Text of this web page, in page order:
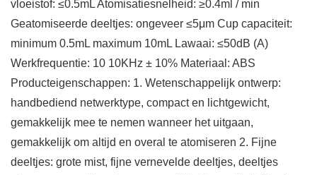
vloeistof: ≤0.5mL Atomisatiesnelheid: ≥0.4ml / min
Geatomiseerde deeltjes: ongeveer ≤5μm Cup capaciteit:
minimum 0.5mL maximum 10mL Lawaai: ≤50dB (A)
Werkfrequentie: 10 10KHz ± 10% Materiaal: ABS
Producteigenschappen: 1. Wetenschappelijk ontwerp:
handbediend netwerktype, compact en lichtgewicht,
gemakkelijk mee te nemen wanneer het uitgaan,
gemakkelijk om altijd en overal te atomiseren 2. Fijne
deeltjes: grote mist, fijne vernevelde deeltjes, deeltjes